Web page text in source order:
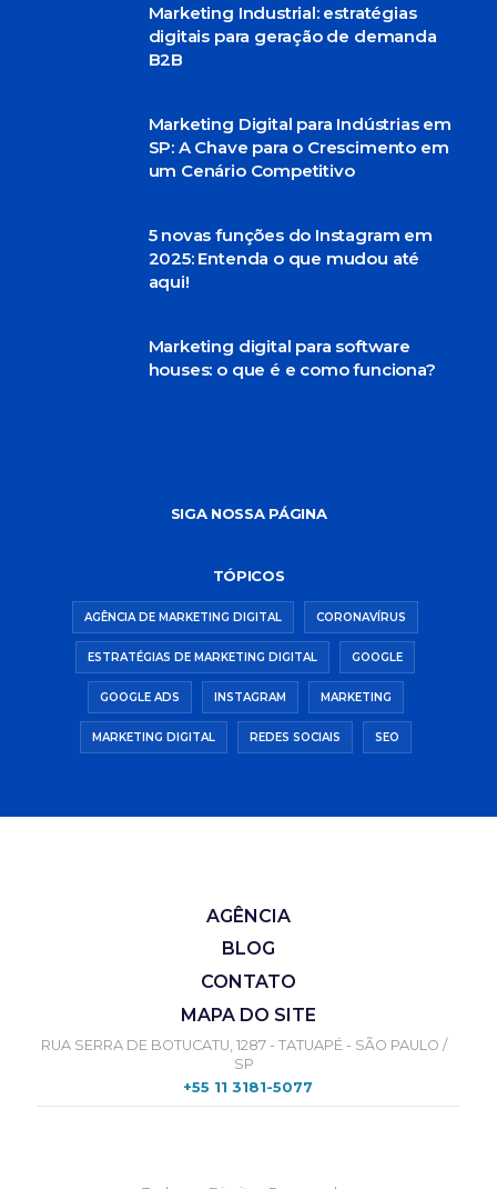
Marketing Industrial: estratégias
digitais para geração de demanda
B2B
Marketing Digital para Indústrias em
SP: A Chave para o Crescimento em
um Cenário Competitivo
5 novas funções do Instagram em
2025: Entenda o que mudou até
aqui!
Marketing digital para software
houses: o que é e como funciona?
SIGA NOSSA PÁGINA
TÓPICOS
AGÊNCIA DE MARKETING DIGITAL CORONAVÍRUS
ESTRATÉGIAS DE MARKETING DIGITAL GOOGLE
GOOGLE ADS INSTAGRAM MARKETING
MARKETING DIGITAL REDES SOCIAIS SEO
AGÊNCIA
BLOG
CONTATO
MAPA DO SITE
RUA SERRA DE BOTUCATU, 1287 - TATUAPÉ - SÃO PAULO /
SP
+55 11 3181-5077